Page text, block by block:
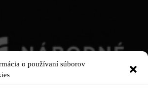
o používaní súborov